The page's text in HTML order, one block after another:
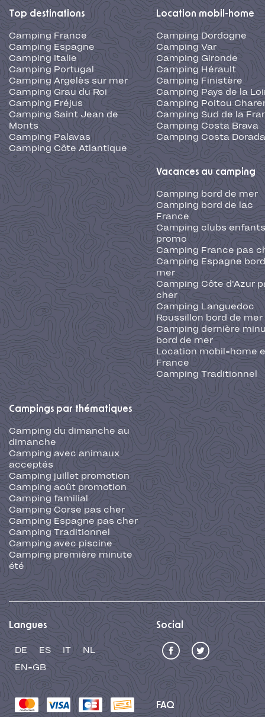
Top destinations
Camping France
Camping Espagne
Camping Italie
Camping Portugal
Camping Argelès sur mer
Camping Grau du Roi
Camping Fréjus
Camping Saint Jean de
Monts
Camping Palavas
Camping Côte Atlantique
Location mobil-home
Camping Dordogne
Camping Var
Camping Gironde
Camping Hérault
Camping Finistère
Camping Pays de la
Camping Poitou
Camping Sud de la
Camping Costa Brava
Camping Costa Dorada
Vacances au camping
Camping bord de mer
Camping bord de lac
France
Camping clubs
promo
Camping France pas
Camping Espagne
mer
Camping Côte d'Azur
cher
Camping Languedoc
Roussillon bord de mer
Camping dernière
bord de mer
Location mobil-home
France
Camping Traditionnel
Campings par thématiques
Camping du dimanche au
dimanche
Camping avec animaux
acceptés
Camping juillet promotion
Camping août promotion
Camping familial
Camping Corse pas cher
Camping Espagne pas cher
Camping Traditionnel
Camping avec piscine
Camping première minute
été
Langues
DE ES IT
NL
EN-GB
Social
FAQ